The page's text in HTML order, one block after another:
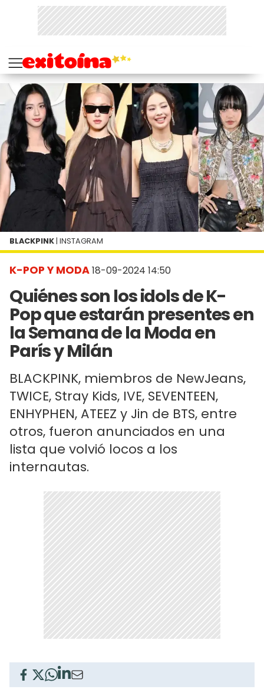
K-POP Y MODA18-09-2024 14:50
Quiénes son los idols de K-
Pop que estarán presentes en
la Semana de la Moda en
París y Milán
BLACKPINK, miembros de NewJeans,
TWICE, Stray Kids, IVE, SEVENTEEN,
ENHYPHEN, ATEEZ y Jin de BTS, entre
otros, fueron anunciados en una
lista que volvió locos a los
internautas.
BLACKPINK | INSTAGRAM